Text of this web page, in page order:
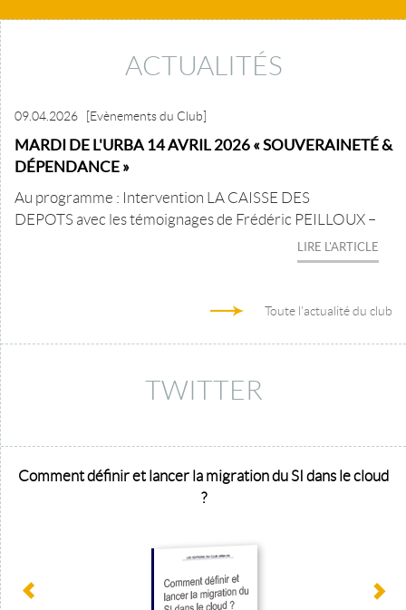
ACTUALITÉS
09.04.2026 [Evènements du Club]
MARDI DE L'URBA 14 AVRIL 2026 « SOUVERAINETÉ &
DÉPENDANCE »
Au programme : Intervention LA CAISSE DES
DEPOTS avec les témoignages de Frédéric PEILLOUX –
LIRE L'ARTICLE
Toute l'actualité du club
TWITTER
Comment définir et lancer la migration du SI dans le cloud
?